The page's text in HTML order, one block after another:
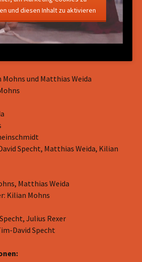
und diesen Inhalt zu aktivieren
Mohns und Matthias Weida
Specht, Matthias Weida, Kilian
Matthias Weida
Kilian Mohns
Julius Rexer
David Specht